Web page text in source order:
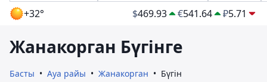
+32° $469.93 €541.64 ₽5.71
Жанакорган Бүгінге
Басты Ауа райы Жанакорган Бүгін